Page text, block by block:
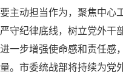
主动担当作为，聚焦中
守纪律底线，树立党外干
一步增强使命感和责任
。市委统战部将持续为